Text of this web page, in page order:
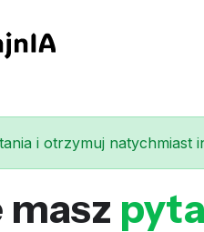
i otrzymuj natychmiast
masz